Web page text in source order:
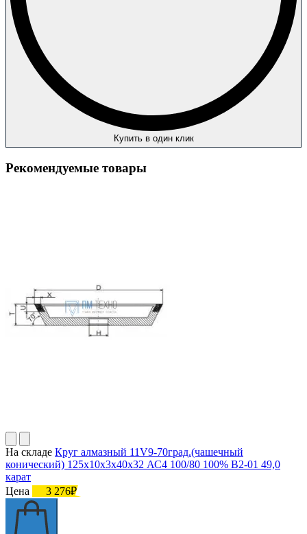
Купить в один клик
Рекомендуемые товары
На складе Круг алмазный 11V9-70град.(чашечный
конический) 125х10х3х40х32 АС4 100/80 100% В2-01 49,0
карат
Цена
3 276₽